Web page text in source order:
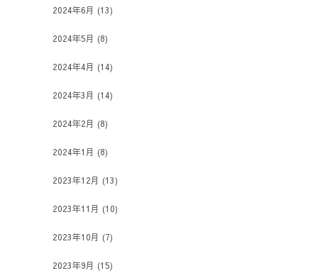
2024年6月 (13)
2024年5月 (8)
2024年4月 (14)
2024年3月 (14)
2024年2月 (8)
2024年1月 (8)
2023年12月 (13)
2023年11月 (10)
2023年10月 (7)
2023年9月 (15)